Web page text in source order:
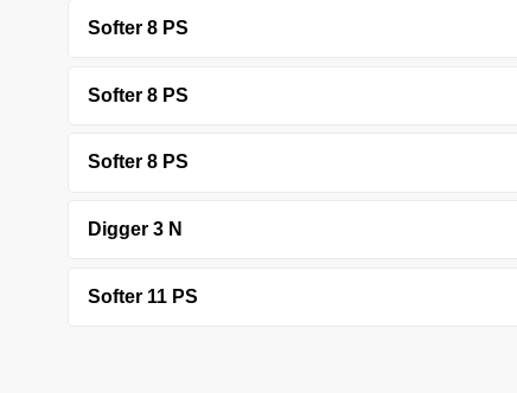
Softer 8 PS
Softer 8 PS
Softer 8 PS
Digger 3 N
Softer 11 PS